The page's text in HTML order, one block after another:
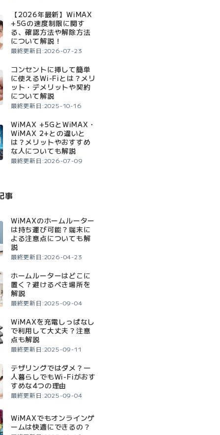
【2026年最新】WiMAX
+5Gの速度制限に関す
る、確認方法や解除方法
について解説！
最終更新日:2026-07-23
コンセントに挿して簡単
に使えるWi-Fiとは？メリ
ット・デメリットや契約
について解説
最終更新日:2025-10-16
WiMAX +5GとWiMAX・
WiMAX 2+との違いと
は？メリットやおすすめ
な人についても解説
最終更新日:2026-07-09
事
WiMAXのホームルーター
は持ち運び可能？端末に
よる注意点についても解
説
最終更新日:2026-04-23
ホームルーターはどこに
置く？避けるべき場所を
解説
最終更新日:2025-09-04
WiMAXを充電しっぱなし
で利用して大丈夫？注意
点も解説
最終更新日:2025-09-11
テザリングではダメ？一
人暮らしでもWi-Fiがおす
すめな4つの理由
最終更新日:2025-09-04
WiMAXでもオンラインゲ
ームは快適にできるの？